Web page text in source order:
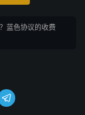
蓝色协议的收费
